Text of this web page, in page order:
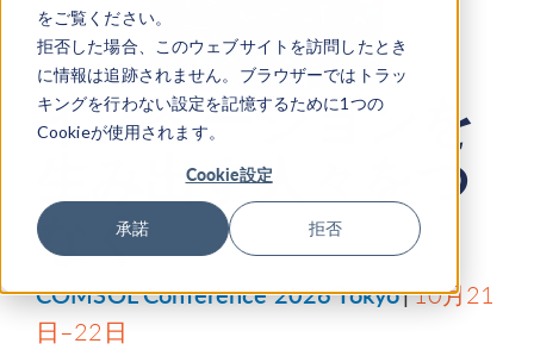
をご覧ください。
拒否した場合、このウェブサイトを訪問したとき
に情報は追跡されません。ブラウザーではトラッ
キングを行わない設定を記憶するために1つの
Cookieが使用されます。
Cookie設定
承諾 拒否
イノベーションを
生み出す人々をつ
なぐ
COMSOL Conference 2026 Tokyo|10月21
日–22日